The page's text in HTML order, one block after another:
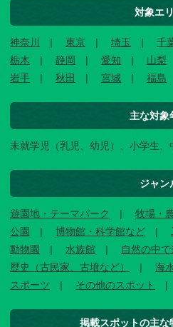
対象エ
神奈川 東京 埼玉 千
栃木
静岡 愛知 山梨
岩手
秋田 宮城 福島
主な対象
未就学児（乳児、幼児）、小学生、
ジャン
遊園地・テーマパーク 牧場・
公園
博物館・科学館など
動物園
水族館 自然の中で
歴史（古民家、古墳など）
海
スポーツ
その他のスポット
掲載スポットの主な